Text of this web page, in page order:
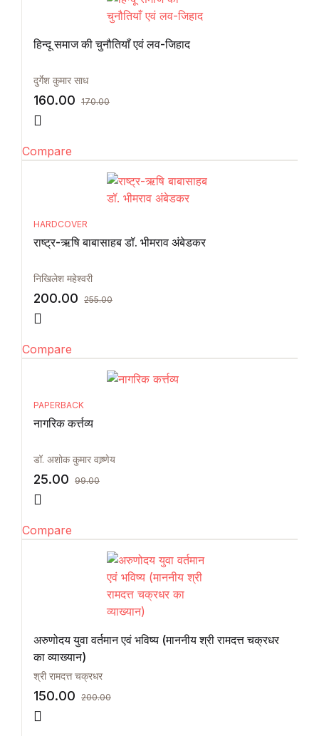
हिन्दू समाज की चुनौतियाँ एवं लव-जिहाद
दुर्गेश कुमार साध
160.00 170.00
Compare
HARDCOVER
राष्ट्र-ऋषि बाबासाहब डॉ. भीमराव अंबेडकर
निखिलेश महेश्वरी
200.00 255.00
Compare
PAPERBACK
नागरिक कर्त्तव्य
डॉ. अशोक कुमार वाष्र्णेय
25.00 99.00
Compare
अरुणोदय युवा वर्तमान एवं भविष्य (माननीय श्री रामदत्त चक्रधर
का व्याख्यान)
श्री रामदत्त चक्रधर
150.00 200.00